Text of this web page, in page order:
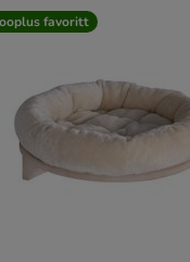
product items have been
favoritt